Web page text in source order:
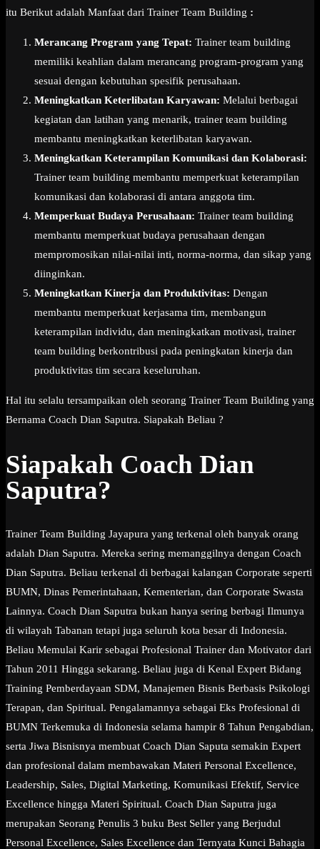
itu Berikut adalah Manfaat dari Trainer Team Building :
Merancang Program yang Tepat: Trainer team building
memiliki keahlian dalam merancang program-program yang
sesuai dengan kebutuhan spesifik perusahaan.
Meningkatkan Keterlibatan Karyawan: Melalui berbagai
kegiatan dan latihan yang menarik, trainer team building
membantu meningkatkan keterlibatan karyawan.
Meningkatkan Keterampilan Komunikasi dan Kolaborasi:
Trainer team building membantu memperkuat keterampilan
komunikasi dan kolaborasi di antara anggota tim.
Memperkuat Budaya Perusahaan: Trainer team building
membantu memperkuat budaya perusahaan dengan
mempromosikan nilai-nilai inti, norma-norma, dan sikap yang
diinginkan.
Meningkatkan Kinerja dan Produktivitas: Dengan
membantu memperkuat kerjasama tim, membangun
keterampilan individu, dan meningkatkan motivasi, trainer
team building berkontribusi pada peningkatan kinerja dan
produktivitas tim secara keseluruhan.
Hal itu selalu tersampaikan oleh seorang Trainer Team Building yang
Bernama Coach Dian Saputra. Siapakah Beliau ?
Siapakah Coach Dian
Saputra?
Trainer Team Building Jayapura yang terkenal oleh banyak orang
adalah Dian Saputra. Mereka sering memanggilnya dengan Coach
Dian Saputra. Beliau terkenal di berbagai kalangan Corporate seperti
BUMN, Dinas Pemerintahaan, Kementerian, dan Corporate Swasta
Lainnya. Coach Dian Saputra bukan hanya sering berbagi Ilmunya
di wilayah Tabanan tetapi juga seluruh kota besar di Indonesia.
Beliau Memulai Karir sebagai Profesional Trainer dan Motivator dari
Tahun 2011 Hingga sekarang. Beliau juga di Kenal Expert Bidang
Training Pemberdayaan SDM, Manajemen Bisnis Berbasis Psikologi
Terapan, dan Spiritual. Pengalamannya sebagai Eks Profesional di
BUMN Terkemuka di Indonesia selama hampir 8 Tahun Pengabdian,
serta Jiwa Bisnisnya membuat Coach Dian Saputa semakin Expert
dan profesional dalam membawakan Materi Personal Excellence,
Leadership, Sales, Digital Marketing, Komunikasi Efektif, Service
Excellence hingga Materi Spiritual. Coach Dian Saputra juga
merupakan Seorang Penulis 3 buku Best Seller yang Berjudul
Personal Excellence, Sales Excellence dan Ternyata Kunci Bahagia